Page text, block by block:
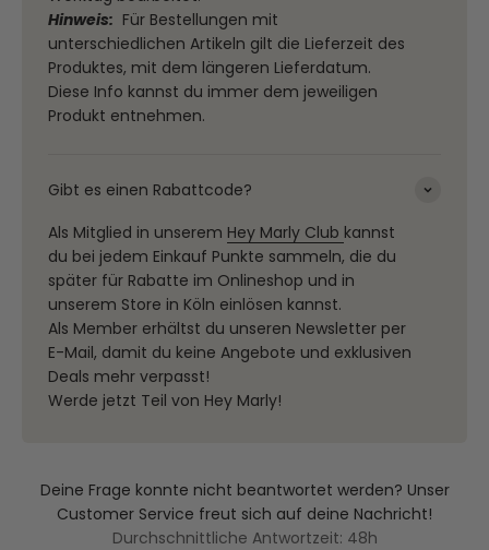
Hinweis: Für Bestellungen mit
unterschiedlichen Artikeln gilt die Lieferzeit des
Produktes, mit dem längeren Lieferdatum.
Diese Info kannst du immer dem jeweiligen
Produkt entnehmen.
Gibt es einen Rabattcode?
Als Mitglied in unserem Hey Marly Club kannst
du bei jedem Einkauf Punkte sammeln, die du
später für Rabatte im Onlineshop und in
unserem Store in Köln einlösen kannst.
Als Member erhältst du unseren Newsletter per
E-Mail, damit du keine Angebote und exklusiven
Deals mehr verpasst!
Werde jetzt Teil von Hey Marly!
Deine Frage konnte nicht beantwortet werden? Unser
Customer Service freut sich auf deine Nachricht!
Durchschnittliche Antwortzeit: 48h